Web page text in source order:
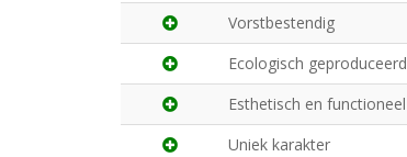
Vorstbestendig
Ecologisch geproduceerd
Esthetisch en functioneel
Uniek karakter